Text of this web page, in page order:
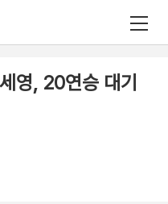
영, 20연승 대기